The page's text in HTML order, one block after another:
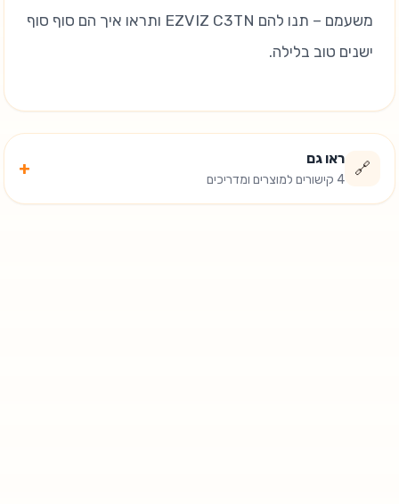
משעמם – תנו להם EZVIZ C3TN ותראו איך הם סוף סוף
ישנים טוב בלילה.
🔗
ראו גם
4 קישורים למוצרים ומדריכים
+